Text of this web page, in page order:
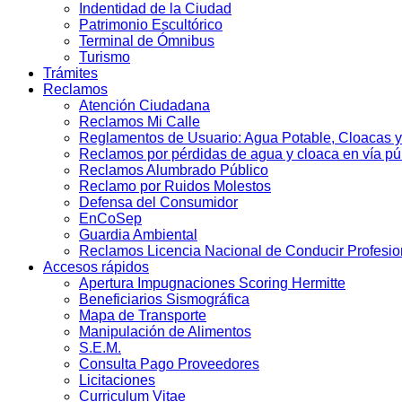
Indentidad de la Ciudad
Patrimonio Escultórico
Terminal de Ómnibus
Turismo
Trámites
Reclamos
Atención Ciudadana
Reclamos Mi Calle
Reglamentos de Usuario: Agua Potable, Cloacas
Reclamos por pérdidas de agua y cloaca en vía
Reclamos Alumbrado Público
Reclamo por Ruidos Molestos
Defensa del Consumidor
EnCoSep
Guardia Ambiental
Reclamos Licencia Nacional de Conducir
Accesos rápidos
Apertura Impugnaciones Scoring Hermitte
Beneficiarios Sismográfica
Mapa de Transporte
Manipulación de Alimentos
S.E.M.
Consulta Pago Proveedores
Licitaciones
Curriculum Vitae